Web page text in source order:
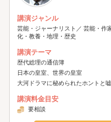
講演ジャンル
芸能・ジャーナリスト／ 芸能・作
化・教養・地理・歴史
講演テーマ
歴代総理の通信簿
日本の皇室、世界の皇室
大河ドラマに秘められたホントと嘘
講演料金目安
要相談